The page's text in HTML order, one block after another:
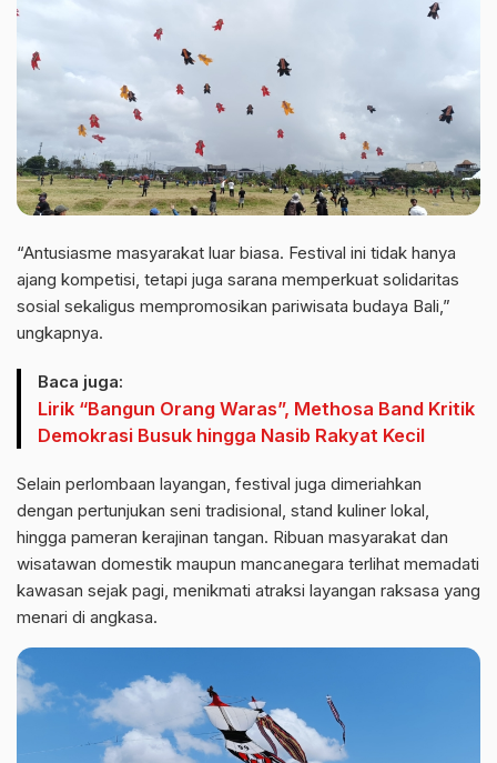
“Antusiasme masyarakat luar biasa. Festival ini tidak hanya
ajang kompetisi, tetapi juga sarana memperkuat solidaritas
sosial sekaligus mempromosikan pariwisata budaya Bali,”
ungkapnya.
Baca juga:
Lirik “Bangun Orang Waras”, Methosa Band Kritik
Demokrasi Busuk hingga Nasib Rakyat Kecil
Selain perlombaan layangan, festival juga dimeriahkan
dengan pertunjukan seni tradisional, stand kuliner lokal,
hingga pameran kerajinan tangan. Ribuan masyarakat dan
wisatawan domestik maupun mancanegara terlihat memadati
kawasan sejak pagi, menikmati atraksi layangan raksasa yang
menari di angkasa.